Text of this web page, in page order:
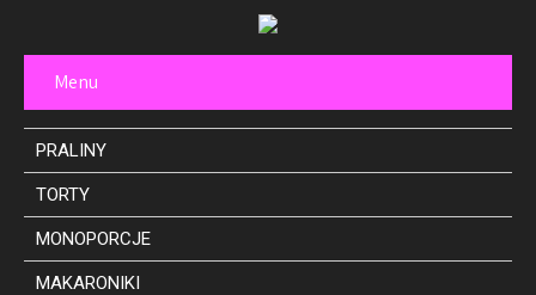
Menu
PRALINY
TORTY
MONOPORCJE
MAKARONIKI